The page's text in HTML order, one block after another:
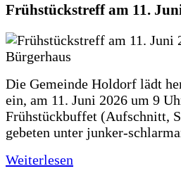
Frühstückstreff am 11.
Die Gemeinde Holdorf lädt
ein, am 11. Juni 2026 um 9
Frühstückbuffet (Aufschnitt,
gebeten unter junker-
Weiterlesen